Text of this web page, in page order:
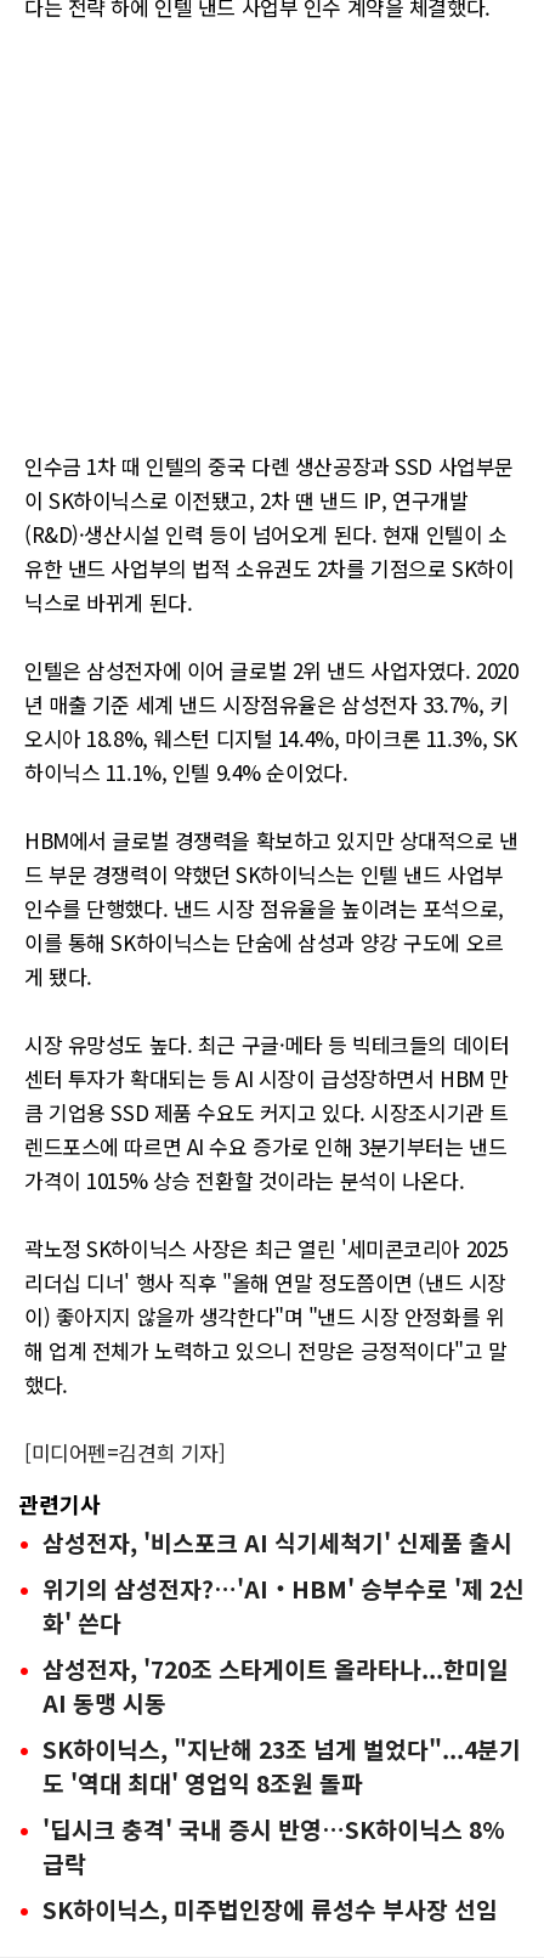
다는 전략 하에 인텔 낸드 사업부 인수 계약을 체결했다.
인수금 1차 때 인텔의 중국 다롄 생산공장과 SSD 사업부문
이 SK하이닉스로 이전됐고, 2차 땐 낸드 IP, 연구개발
(R&D)·생산시설 인력 등이 넘어오게 된다. 현재 인텔이 소
유한 낸드 사업부의 법적 소유권도 2차를 기점으로 SK하이
닉스로 바뀌게 된다.
인텔은 삼성전자에 이어 글로벌 2위 낸드 사업자였다. 2020
년 매출 기준 세계 낸드 시장점유율은 삼성전자 33.7%, 키
오시아 18.8%, 웨스턴 디지털 14.4%, 마이크론 11.3%, SK
하이닉스 11.1%, 인텔 9.4% 순이었다.
HBM에서 글로벌 경쟁력을 확보하고 있지만 상대적으로 낸
드 부문 경쟁력이 약했던 SK하이닉스는 인텔 낸드 사업부
인수를 단행했다. 낸드 시장 점유율을 높이려는 포석으로,
이를 통해 SK하이닉스는 단숨에 삼성과 양강 구도에 오르
게 됐다.
시장 유망성도 높다. 최근 구글·메타 등 빅테크들의 데이터
센터 투자가 확대되는 등 AI 시장이 급성장하면서 HBM 만
큼 기업용 SSD 제품 수요도 커지고 있다. 시장조시기관 트
렌드포스에 따르면 AI 수요 증가로 인해 3분기부터는 낸드
가격이 1015% 상승 전환할 것이라는 분석이 나온다.
곽노정 SK하이닉스 사장은 최근 열린 '세미콘코리아 2025
리더십 디너' 행사 직후 "올해 연말 정도쯤이면 (낸드 시장
이) 좋아지지 않을까 생각한다"며 "낸드 시장 안정화를 위
해 업계 전체가 노력하고 있으니 전망은 긍정적이다"고 말
했다.
[미디어펜=김견희 기자]
관련기사
삼성전자, '비스포크 AI 식기세척기' 신제품 출시
위기의 삼성전자?…'AI‧HBM' 승부수로 '제 2신
화' 쓴다
삼성전자, '720조 스타게이트 올라타나...한미일
AI 동맹 시동
SK하이닉스, "지난해 23조 넘게 벌었다"...4분기
도 '역대 최대' 영업익 8조원 돌파
'딥시크 충격' 국내 증시 반영…SK하이닉스 8%
급락
SK하이닉스, 미주법인장에 류성수 부사장 선임